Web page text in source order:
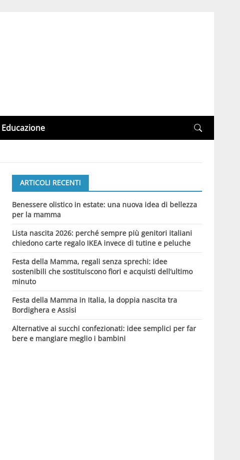
Educazione
ARTICOLI RECENTI
Benessere olistico in estate: una nuova idea di bellezza
per la mamma
Lista nascita 2026: perché sempre più genitori italiani
chiedono carte regalo IKEA invece di tutine e peluche
Festa della Mamma, regali senza sprechi: idee
sostenibili che sostituiscono fiori e acquisti dell’ultimo
minuto
Festa della Mamma in Italia, la doppia nascita tra
Bordighera e Assisi
Alternative ai succhi confezionati: idee semplici per far
bere e mangiare meglio i bambini